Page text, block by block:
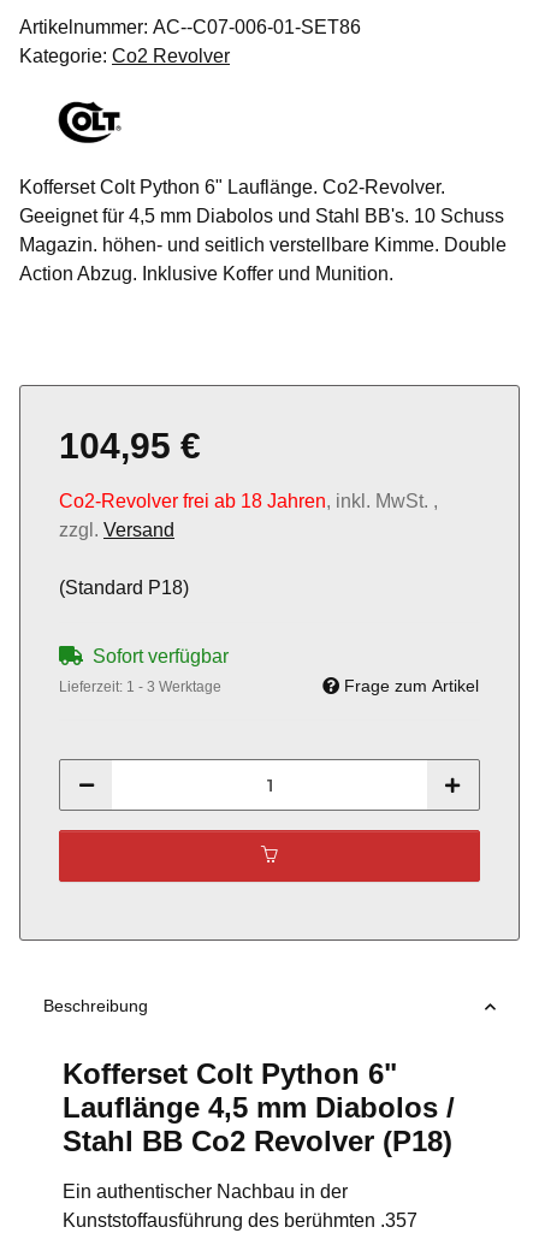
Artikelnummer: AC--C07-006-01-SET86
Kategorie: Co2 Revolver
Kofferset Colt Python 6" Lauflänge. Co2-Revolver.
Geeignet für 4,5 mm Diabolos und Stahl BB's. 10 Schuss
Magazin. höhen- und seitlich verstellbare Kimme. Double
Action Abzug. Inklusive Koffer und Munition.
104,95 €
Co2-Revolver frei ab 18 Jahren, inkl. MwSt. ,
zzgl. Versand
(Standard P18)
Sofort verfügbar
Lieferzeit: 1 - 3 Werktage Frage zum Artikel
Beschreibung
Kofferset Colt Python 6"
Lauflänge 4,5 mm Diabolos /
Stahl BB Co2 Revolver (P18)
Ein authentischer Nachbau in der
Kunststoffausführung des berühmten .357